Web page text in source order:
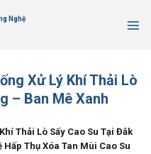
Nghệ
Xử Lý Khí Thải Lò
– Ban Mê Xanh
Thải Lò Sấy Cao Su Tại Đắk
Thụ Xóa Tan Mùi Cao Su